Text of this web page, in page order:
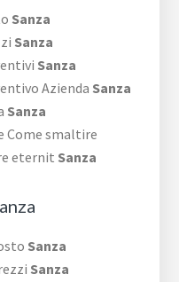
Sanza
Sanza
Sanza
Azienda Sanza
Sanza
Come smaltire
eternit Sanza
Sanza
Sanza